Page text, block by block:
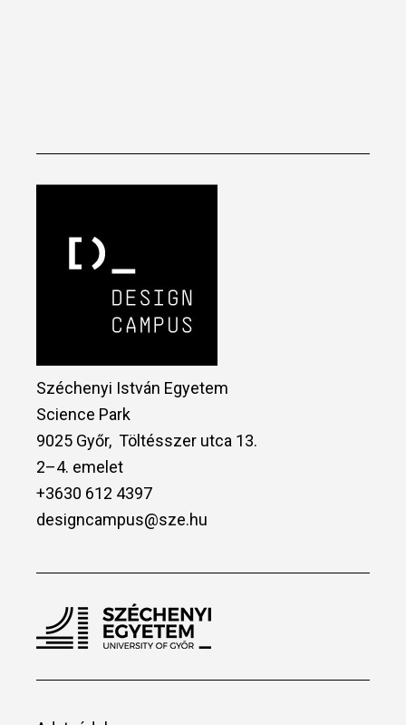
Széchenyi István Egyetem
Science Park
9025 Győr, Töltésszer utca 13.
2–4. emelet
+3630 612 4397
designcampus@sze.hu